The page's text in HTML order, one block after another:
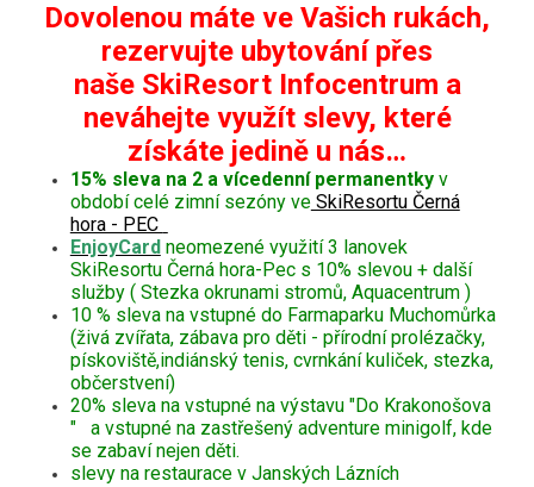
Dovolenou máte ve Vašich rukách,
rezervujte ubytování přes
naše SkiResort Infocentrum a
neváhejte využít slevy, které
získáte jedině u nás…
15% sleva na 2 a vícedenní permanentkyv
období celé zimní sezóny veSkiResortu Černá
hora - PEC
EnjoyCard neomezené využití 3 lanovek
SkiResortu Černá hora-Pec s 10% slevou + další
služby ( Stezka okrunami stromů, Aquacentrum )
10 % sleva na vstupné do Farmaparku Muchomůrka
(živá zvířata, zábava pro děti - přírodní prolézačky,
pískoviště,indiánský tenis, cvrnkání kuliček, stezka,
občerstvení)
20% sleva na vstupné na výstavu "Do Krakonošova
" a vstupné na zastřešený adventure minigolf, kde
se zabaví nejen děti.
slevy na restaurace v Janských Lázních